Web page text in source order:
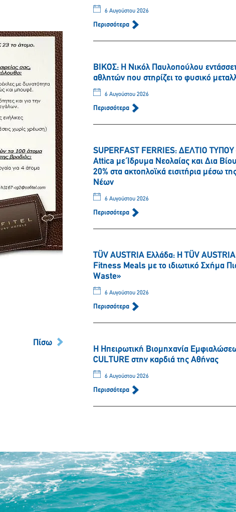
Πίσω
6 Αυγούστου 2026
Περισσότερα
ΒΙΚΟΣ: Η Νικόλ Παυλοπούλου
αθλητών που στηρίζει το φυσικό
6 Αυγούστου 2026
Περισσότερα
SUPERFAST FERRIES: ΔΕΛΤΙΟ ΤΥΠΟΥ
Attica με Ίδρυμα Νεολαίας και Δια
20% στα ακτοπλοϊκά εισιτήρια μέσω
Νέων
6 Αυγούστου 2026
Περισσότερα
TÜV AUSTRIA Ελλάδα: Η TÜV
Fitness Meals με το ιδιωτικό Σχήμα
Waste»
6 Αυγούστου 2026
Περισσότερα
Η Ηπειρωτική Βιομηχανία
CULTURE στην καρδιά της Αθήνας
6 Αυγούστου 2026
Περισσότερα
Παρακαλώ περιμένετε…